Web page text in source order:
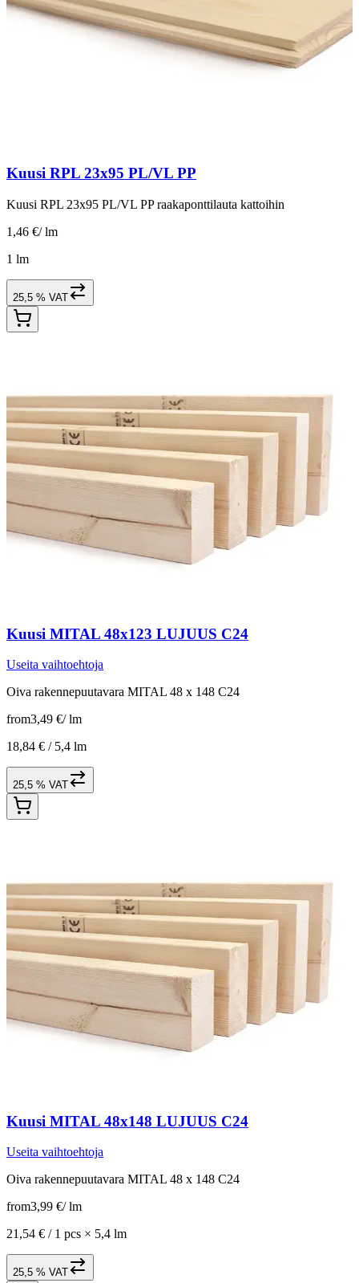
Kuusi RPL 23x95 PL/VL PP
Kuusi RPL 23x95 PL/VL PP raakaponttilauta kattoihin
1,46 €/ lm
1 lm
25,5 % VAT
Kuusi MITAL 48x123 LUJUUS C24
Useita vaihtoehtoja
Oiva rakennepuutavara MITAL 48 x 148 C24
from3,49 €/ lm
18,84 € / 5,4 lm
25,5 % VAT
Kuusi MITAL 48x148 LUJUUS C24
Useita vaihtoehtoja
Oiva rakennepuutavara MITAL 48 x 148 C24
from3,99 €/ lm
21,54 € / 1 pcs × 5,4 lm
25,5 % VAT